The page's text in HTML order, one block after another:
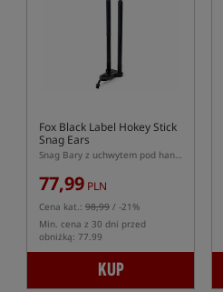
Fox Black Label Hokey Stick
Snag Ears
Snag Bary z uchwytem pod hanger
77,99 PLN
Cena kat.: 98,99 / -21%
Min. cena z 30 dni przed
obniżką: 77.99
KUP